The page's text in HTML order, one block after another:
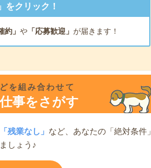
クリック！
約」 や「応募歓迎」 が届きます！
を組み合わせて
事をさがす
残業なし」 など、あなたの「絶対条件」
しょう♪